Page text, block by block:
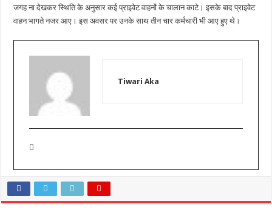
जगह ना देखकर स्थिति के अनुसार कई प्राइवेट वाहनों के चालान काटे। इसके बाद प्राइवेट
वाहन भागते नजर आए। इस अवसर पर उनके साथ तीन चार कर्मचारी भी आए हुए थे।
Tiwari Aka